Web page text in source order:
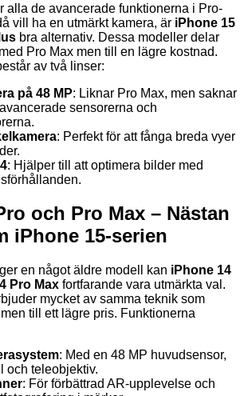
alla de avancerade funktionerna i Pro-
vill ha en utmärkt kamera, är iPhone 15
bra alternativ. Dessa modeller delar
Pro Max men till en lägre kostnad.
av två linser:
på 48 MP: Liknar Pro Max, men saknar
sensorerna och
: Perfekt för att fånga breda vyer
: Hjälper till att optimera bilder med
och Pro Max – Nästan
iPhone 15-serien
en något äldre modell kan iPhone 14
Pro Max fortfarande vara utmärkta val.
mycket av samma teknik som
till ett lägre pris. Funktionerna
: Med en 48 MP huvudsensor,
och teleobjektiv.
: För förbättrad AR-upplevelse och